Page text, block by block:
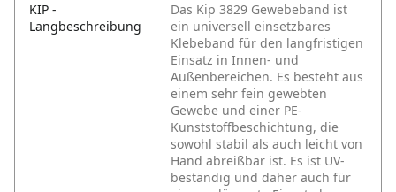
KIP -
Langbeschreibung
Das Kip 3829 Gewebeband ist
ein universell einsetzbares
Klebeband für den langfristigen
Einsatz in Innen- und
Außenbereichen. Es besteht aus
einem sehr fein gewebten
Gewebe und einer PE-
Kunststoffbeschichtung, die
sowohl stabil als auch leicht von
Hand abreißbar ist. Es ist UV-
beständig und daher auch für